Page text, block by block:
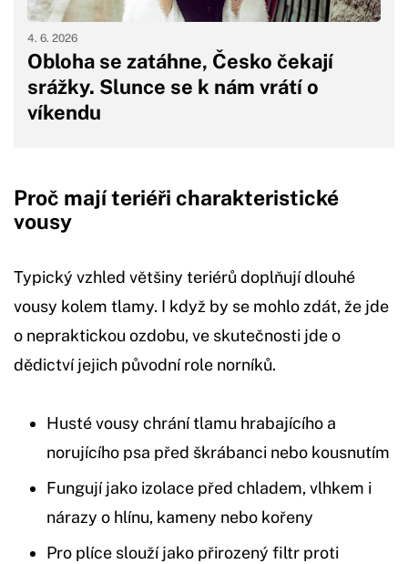
Obloha se zatáhne, Česko čekají
srážky. Slunce se k nám vrátí o
víkendu
4. 6. 2026
Proč mají teriéři charakteristické
vousy
Typický vzhled většiny teriérů doplňují dlouhé
vousy kolem tlamy. I když by se mohlo zdát, že jde
o nepraktickou ozdobu, ve skutečnosti jde o
dědictví jejich původní role norníků.
Husté vousy chrání tlamu hrabajícího a
norujícího psa před škrábanci nebo kousnutím
Fungují jako izolace před chladem, vlhkem i
nárazy o hlínu, kameny nebo kořeny
Pro plíce slouží jako přirozený filtr proti